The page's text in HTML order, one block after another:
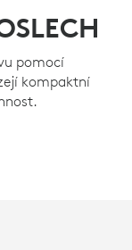
pomocí
kompaktní